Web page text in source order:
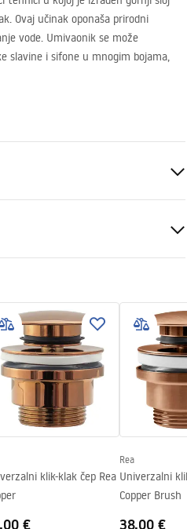
Ovaj učinak oponaša prirodni
vode. Umivaonik se može
slavine i sifone u mnogim bojama,
kamena
_5.pdf
klik-klak čep Rea
€
Rea
Univerzalni
Copper Brush
38,00 €